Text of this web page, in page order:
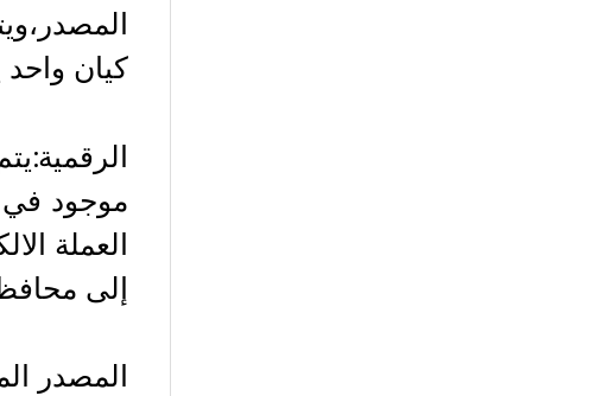
كيان
موجود في
العملة
إلى
المصدر